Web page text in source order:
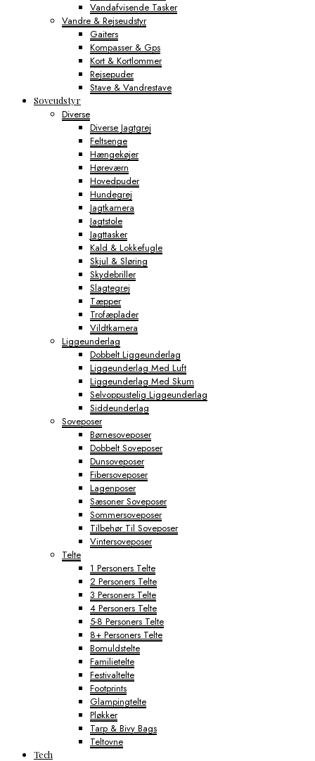
Vandafvisende Tasker
Vandre & Rejseudstyr
Gaiters
Kompasser & Gps
Kort & Kortlommer
Rejsepuder
Stave & Vandrestave
Soveudstyr
Diverse
Diverse Jagtgrej
Feltsenge
Hængekøjer
Høreværn
Hovedpuder
Hundegrej
Jagtkamera
Jagtstole
Jagttasker
Kald & Lokkefugle
Skjul & Sløring
Skydebriller
Slagtegrej
Tæpper
Trofæplader
Vildtkamera
Liggeunderlag
Dobbelt Liggeunderlag
Liggeunderlag Med Luft
Liggeunderlag Med Skum
Selvoppustelig Liggeunderlag
Siddeunderlag
Soveposer
Børnesoveposer
Dobbelt Soveposer
Dunsoveposer
Fibersoveposer
Lagenposer
Sæsoner Soveposer
Sommersoveposer
Tilbehør Til Soveposer
Vintersoveposer
Telte
1 Personers Telte
2 Personers Telte
3 Personers Telte
4 Personers Telte
5-8 Personers Telte
8+ Personers Telte
Bomuldstelte
Familietelte
Festivaltelte
Footprints
Glampingtelte
Pløkker
Tarp & Bivy Bags
Teltovne
Tech